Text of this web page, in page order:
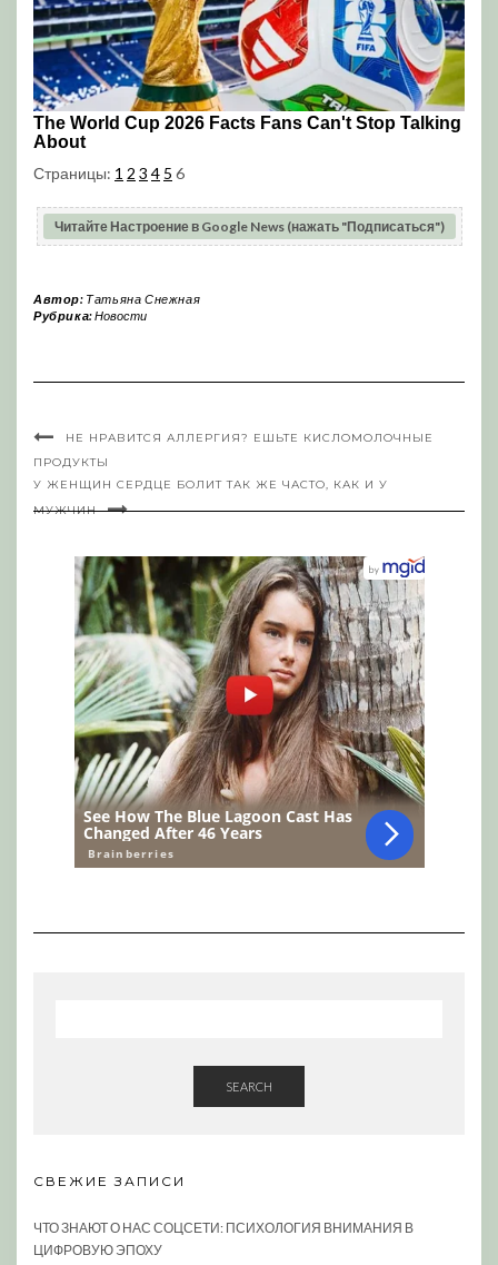
Страницы: 1 2 3 4 5 6
Читайте Настроение в Google News (нажать "Подписаться")
Автор: Татьяна Снежная
Рубрика:Новости
НЕ НРАВИТСЯ АЛЛЕРГИЯ? ЕШЬТЕ КИСЛОМОЛОЧНЫЕ
ПРОДУКТЫ
У ЖЕНЩИН СЕРДЦЕ БОЛИТ ТАК ЖЕ ЧАСТО, КАК И У
МУЖЧИН
SEARCH
СВЕЖИЕ ЗАПИСИ
ЧТО ЗНАЮТ О НАС СОЦСЕТИ: ПСИХОЛОГИЯ ВНИМАНИЯ В
ЦИФРОВУЮ ЭПОХУ